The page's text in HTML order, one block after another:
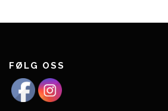
FØLG OSS